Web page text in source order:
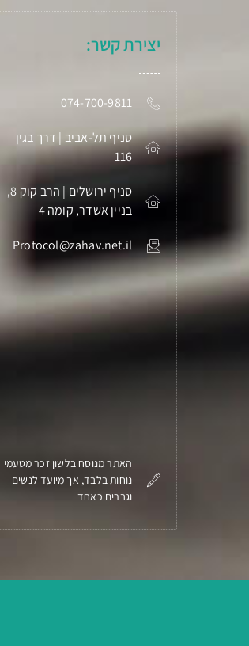
יצירת קשר:
074-700-9811
סניף תל-אביב | דרך בגין
116
סניף ירושלים | הרב קוק 8,
בניין אשדר, קומה 4
Protocol@zahav.net.il
האתר מנוסח בלשון זכר מטעמי
נוחות בלבד, אך מיועד לנשים
וגברים כאחד